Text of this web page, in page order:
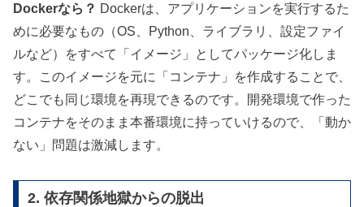
Dockerなら？ Dockerは、アプリケーションを実行するた
めに必要なもの（OS、Python、ライブラリ、設定ファイ
ルなど）をすべて「イメージ」としてパッケージ化しま
す。このイメージを元に「コンテナ」を作成することで、
どこでも同じ環境を再現できるのです。開発環境で作った
コンテナをそのまま本番環境に持っていけるので、「動か
ない」問題は激減します。
2. 依存関係地獄からの脱出